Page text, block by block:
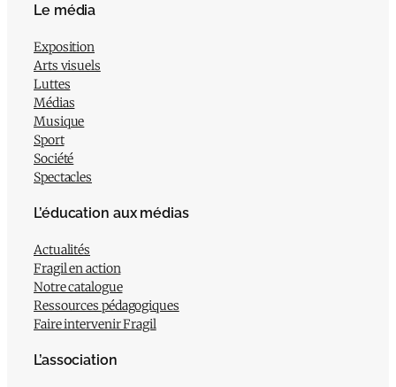
Le média
Exposition
Arts visuels
Luttes
Médias
Musique
Sport
Société
Spectacles
L’éducation aux médias
Actualités
Fragil en action
Notre catalogue
Ressources pédagogiques
Faire intervenir Fragil
L’association